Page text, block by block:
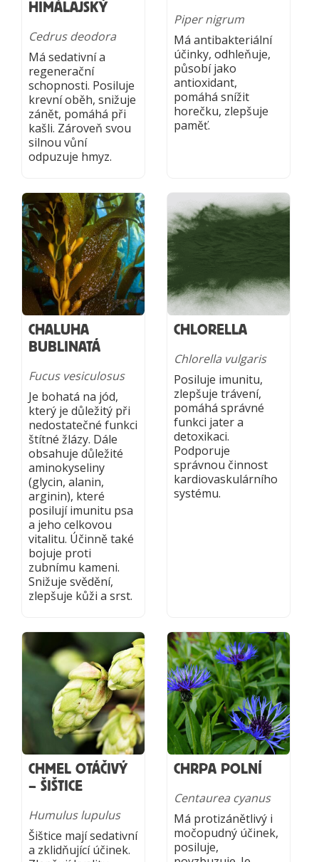
HIMÁLAJSKÝ
Cedrus deodora
Má sedativní a
regenerační
schopnosti. Posiluje
krevní oběh, snižuje
zánět, pomáhá při
kašli. Zároveň svou
silnou vůní
odpuzuje hmyz.
Piper nigrum
Má antibakteriální
účinky, odhleňuje,
působí jako
antioxidant,
pomáhá snížit
horečku, zlepšuje
paměť.
CHALUHA
BUBLINATÁ
Fucus vesiculosus
Je bohatá na jód,
který je důležitý při
nedostatečné funkci
štítné žlázy. Dále
obsahuje důležité
aminokyseliny
(glycin, alanin,
arginin), které
posilují imunitu psa
a jeho celkovou
vitalitu. Účinně také
bojuje proti
zubnímu kameni.
Snižuje svědění,
zlepšuje kůži a srst.
CHLORELLA
Chlorella vulgaris
Posiluje imunitu,
zlepšuje trávení,
pomáhá správné
funkci jater a
detoxikaci.
Podporuje
správnou činnost
kardiovaskulárního
systému.
CHMEL OTÁČIVÝ
– ŠIŠTICE
Humulus lupulus
Šištice mají sedativní
a zklidňující účinek.
CHRPA POLNÍ
Centaurea cyanus
Má protizánětlivý i
močopudný účinek,
posiluje,